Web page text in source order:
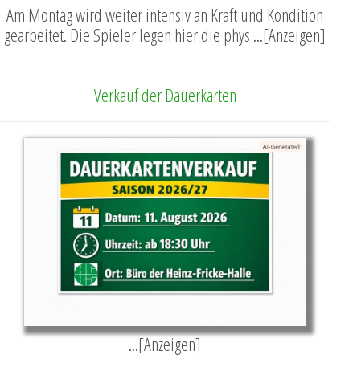
Am Montag wird weiter intensiv an Kraft und Kondition
gearbeitet. Die Spieler legen hier die phys ...[Anzeigen]
Verkauf der Dauerkarten
...[Anzeigen]